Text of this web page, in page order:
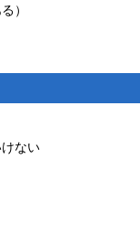
）
ない